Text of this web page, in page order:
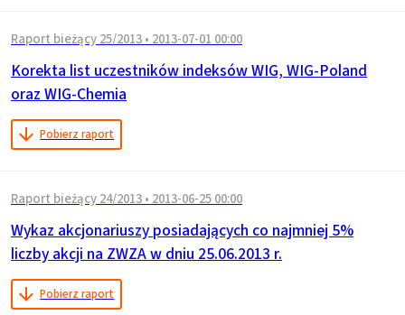
Raport bieżący 25/2013 • 2013-07-01 00:00
Korekta list uczestników indeksów WIG, WIG-Poland
oraz WIG-Chemia
Pobierz raport
Raport bieżący 24/2013 • 2013-06-25 00:00
Wykaz akcjonariuszy posiadających co najmniej 5%
liczby akcji na ZWZA w dniu 25.06.2013 r.
Pobierz raport